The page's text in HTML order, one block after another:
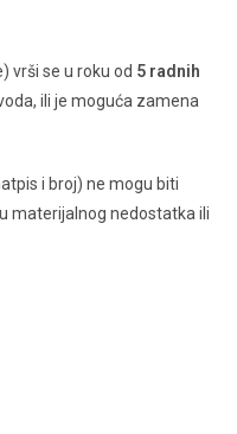
vrši se u roku od 5 radnih
ili je moguća zamena
i broj) ne mogu biti
materijalnog nedostatka ili